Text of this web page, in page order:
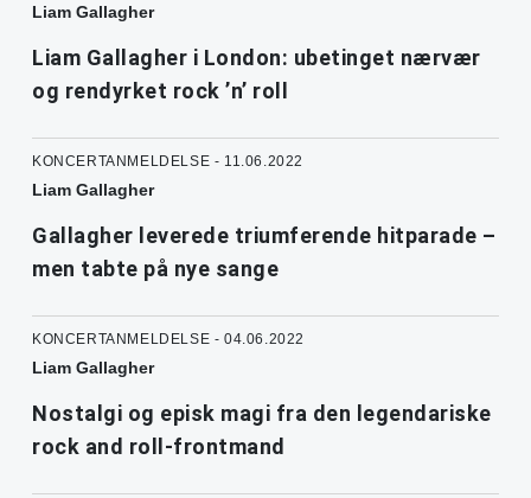
Liam Gallagher
Liam Gallagher i London: ubetinget nærvær
og rendyrket rock ’n’ roll
KONCERTANMELDELSE - 11.06.2022
Liam Gallagher
Gallagher leverede triumferende hitparade –
men tabte på nye sange
KONCERTANMELDELSE - 04.06.2022
Liam Gallagher
Nostalgi og episk magi fra den legendariske
rock and roll-frontmand